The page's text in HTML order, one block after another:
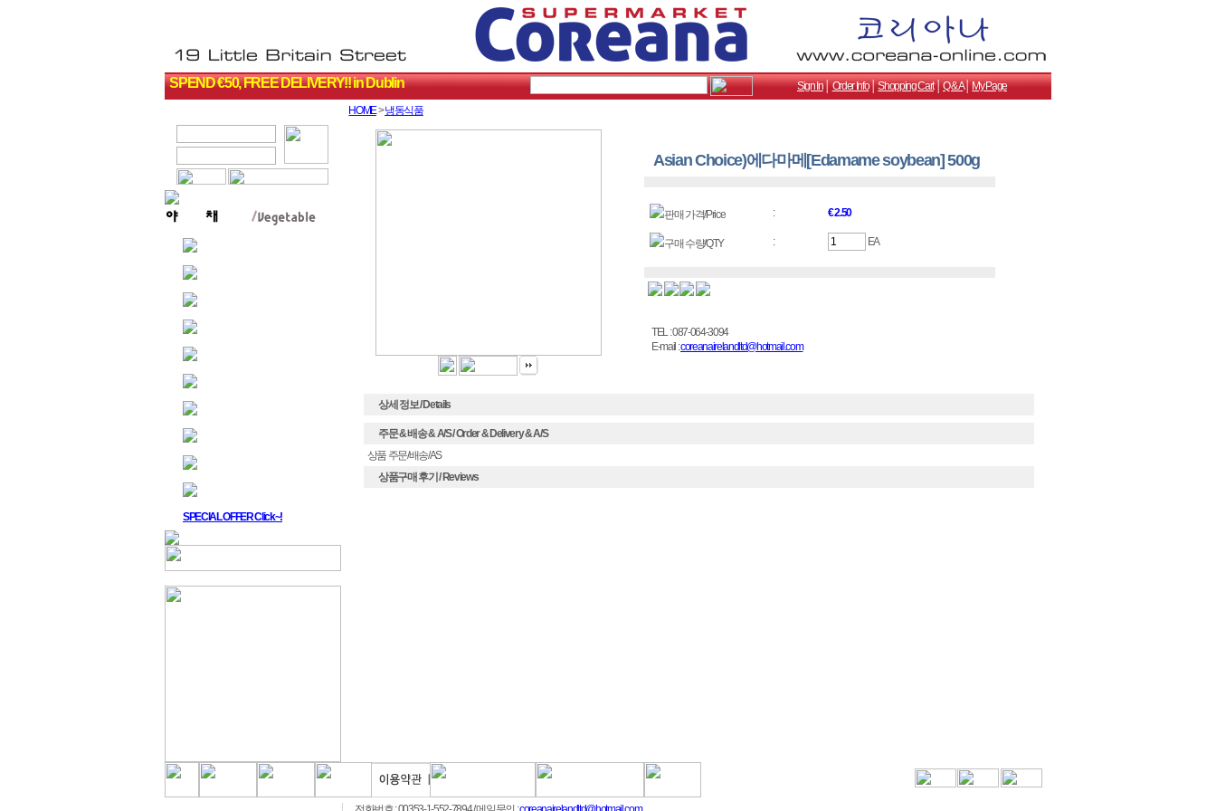
SPEND €50, FREE DELIVERY!! in Dublin Sign In│Order Info│Shopping Cart│Q & A│My Page
SPECIAL OFFER Click~!
HOME>냉동식품
Asian Choice)에다마메[Edamame soybean] 500g
판매 가격/Price : € 2.50
구매 수량/QTY : EA
TEL : 087-064-3094
E-mail :coreanairelandltd@hotmail.com
상세 정보 / Details
주문 & 배송 & A/S / Order & Delivery & A/S
상품 주문/배송/AS
상품구매 후기 / Reviews